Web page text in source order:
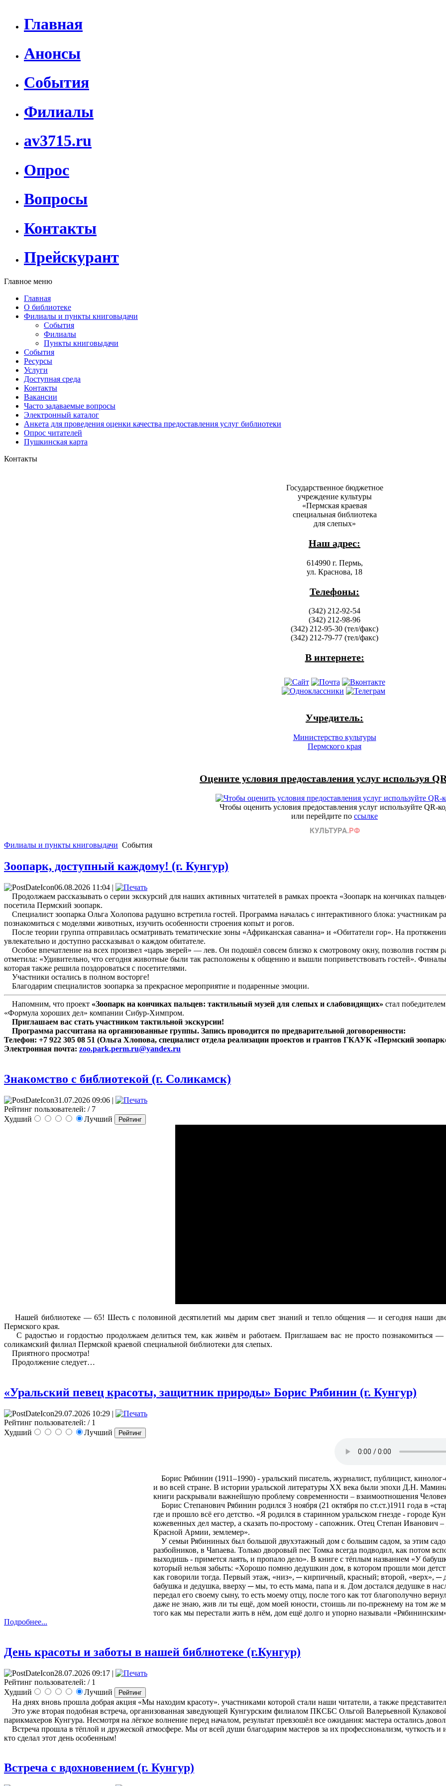
Главная
Анонсы
События
Филиалы
av3715.ru
Опрос
Вопросы
Контакты
Прейскурант
Главное меню
Главная
О библиотеке
Филиалы и пункты книговыдачи
События
Филиалы
Пункты книговыдачи
События
Ресурсы
Услуги
Доступная среда
Контакты
Вакансии
Часто задаваемые вопросы
Электронный каталог
Анкета для проведения оценки качества предоставления услуг библиотеки
Опрос читателей
Пушкинская карта
Контакты
Государственное бюджетное
учреждение культуры
«Пермская краевая
специальная библиотека
для слепых»
Наш адрес:
614990 г. Пермь,
ул. Краснова, 18
Телефоны:
(342) 212-92-54
(342) 212-98-96
(342) 212-95-30 (тел/факс)
(342) 212-79-77 (тел/факс)
В интернете:
Учредитель:
Министерство культуры
Пермского края
Оцените условия предоставления услуг используя
Чтобы оценить условия предоставления услуг используйте QR-
или перейдите по ссылке
Филиалы и пункты книговыдачи События
Зоопарк, доступный каждому! (г. Кунгур)
06.08.2026 11:04 |
Продолжаем рассказывать о серии экскурсий для наших активных читателей в рамках проекта «Зоопарк на кончиках
посетила Пермский зоопарк.
Специалист зоопарка Ольга Холопова радушно встретила гостей. Программа началась с интерактивного блока: участникам
познакомиться с моделями животных, изучить особенности строения копыт и рогов.
После теории группа отправилась осматривать тематические зоны «Африканская саванна» и «Обитатели гор». На
увлекательно и доступно рассказывал о каждом обитателе.
Особое впечатление на всех произвел «царь зверей» — лев. Он подошёл совсем близко к смотровому окну, позволив гостям
отметила: «Удивительно, что сегодня животные были так расположены к общению и вышли поприветствовать гостей».
которая также решила поздороваться с посетителями.
Участники остались в полном восторге!
Благодарим специалистов зоопарка за прекрасное мероприятие и подаренные эмоции.
Напомним, что проект «Зоопарк на кончиках пальцев: тактильный музей для слепых и слабовидящих» стал
«Формула хороших дел» компании Сибур-Химпром.
Приглашаем вас стать участником тактильной экскурсии!
Программа рассчитана на организованные группы. Запись проводится по предварительной договоренности:
Телефон: +7 922 305 08 51 (Ольга Хлопова, специалист отдела реализации проектов и грантов ГКАУК «Пермский
Электронная почта: zoo.park.perm.ru@yandex.ru
Знакомство с библиотекой (г. Соликамск)
31.07.2026 09:06 |
Рейтинг пользователей: / 7
Худший
Лучший
Нашей библиотеке — 65! Шесть с половиной десятилетий мы дарим свет знаний и тепло общения — и сегодня наши
Пермского края.
С радостью и гордостью продолжаем делиться тем, как живём и работаем. Приглашаем вас не просто познакомиться —
соликамский филиал Пермской краевой специальной библиотеки для слепых.
Приятного просмотра!
Продолжение следует…
«Уральский певец красоты, защитник природы» Борис Рябинин (г. Кунгур)
29.07.2026 10:29 |
Рейтинг пользователей: / 1
Худший
Лучший
Борис Рябинин (1911–1990) - уральский писатель, журналист, публицист,
и во всей стране. В истории уральской литературы XX века были эпохи Д.Н.
книги раскрывали важнейшую проблему современности – взаимоотношения
Борис Степанович Рябинин родился 3 ноября (21 октября по ст.ст.)1911 года в
где и прошло всё его детство. «Я родился в старинном уральском гнезде - городе
кожевенных дел мастер, а сказать по-простому - сапожник. Отец Степан Иванович
Красной Армии, землемер».
У семьи Рябининых был большой двухэтажный дом с большим садом, за этим
разбойников, в Чапаева. Только дворовый пес Томка всегда подводил, как потом
выходишь - примется лаять, и пропало дело». В книге с тёплым названием «У
который нельзя забыть: «Хорошо помню дедушкин дом, в котором прошли мои
как говорили тогда. Первый этаж, «низ», ─ кирпичный, красный; второй, «верх», ─
бабушка и дедушка, вверху ─ мы, то есть мама, папа и я. Дом достался дедушке в
передал его своему сыну, то есть моему отцу, после того как тот благополучно
даже не знаю, жив ли ты ещё, дом моей юности, стоишь ли по-прежнему на том же
того как мы перестали жить в нём, дом ещё долго и упорно называли
Подробнее...
День красоты и заботы в нашей библиотеке (г.Кунгур)
28.07.2026 09:17 |
Рейтинг пользователей: / 1
Худший
Лучший
На днях вновь прошла добрая акция «Мы находим красоту». участниками которой стали наши читатели, а также
Это уже вторая подобная встреча, организованная заведующей Кунгурским филиалом ПКСБС Ольгой Валерьевной
парикмахеров Кунгура. Несмотря на лёгкое волнение перед началом, результат превзошёл все ожидания: мастера остались
Встреча прошла в тёплой и дружеской атмосфере. Мы от всей души благодарим мастеров за их профессионализм, чуткость
кто сделал этот день особенным!
Встреча с вдохновением (г. Кунгур)